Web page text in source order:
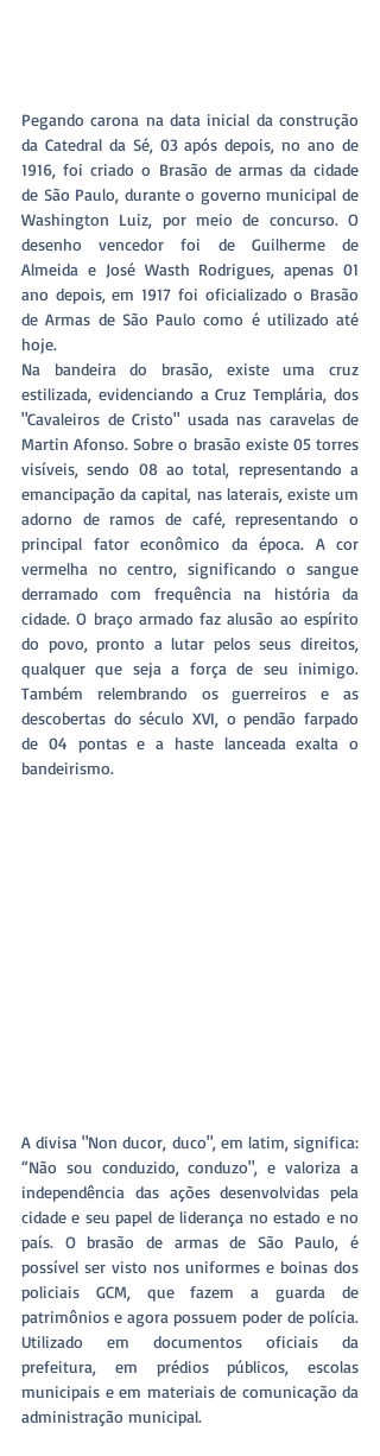
Pegando carona na data inicial da construção
da Catedral da Sé, 03 após depois, no ano de
1916, foi criado o Brasão de armas da cidade
de São Paulo, durante o governo municipal de
Washington Luiz, por meio de concurso. O
desenho vencedor foi de Guilherme de
Almeida e José Wasth Rodrigues, apenas 01
ano depois, em 1917 foi oficializado o Brasão
de Armas de São Paulo como é utilizado até
hoje.
Na bandeira do brasão, existe uma cruz
estilizada, evidenciando a Cruz Templária, dos
"Cavaleiros de Cristo" usada nas caravelas de
Martin Afonso. Sobre o brasão existe 05 torres
visíveis, sendo 08 ao total, representando a
emancipação da capital, nas laterais, existe um
adorno de ramos de café, representando o
principal fator econômico da época. A cor
vermelha no centro, significando o sangue
derramado com frequência na história da
cidade. O braço armado faz alusão ao espírito
do povo, pronto a lutar pelos seus direitos,
qualquer que seja a força de seu inimigo.
Também relembrando os guerreiros e as
descobertas do século XVI, o pendão farpado
de 04 pontas e a haste lanceada exalta o
bandeirismo.
A divisa "Non ducor, duco", em latim, significa:
“Não sou conduzido, conduzo", e valoriza a
independência das ações desenvolvidas pela
cidade e seu papel de liderança no estado e no
país. O brasão de armas de São Paulo, é
possível ser visto nos uniformes e boinas dos
policiais GCM, que fazem a guarda de
patrimônios e agora possuem poder de polícia.
Utilizado em documentos oficiais da
prefeitura, em prédios públicos, escolas
municipais e em materiais de comunicação da
administração municipal.